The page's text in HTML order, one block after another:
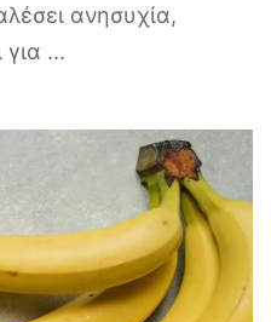
ανησυχία,
για ...